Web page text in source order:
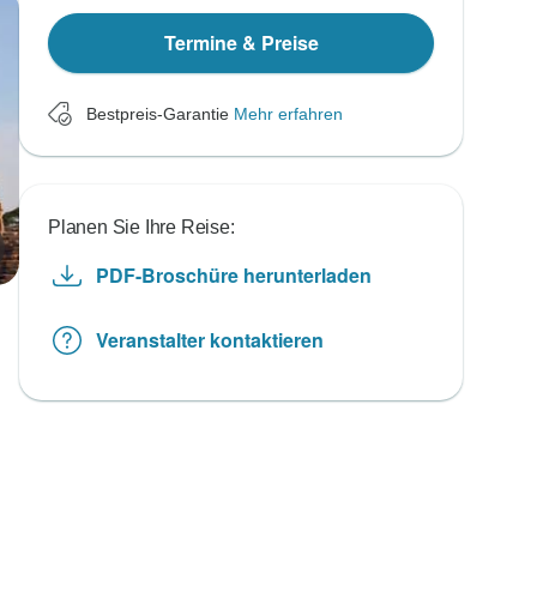
Termine & Preise
Bestpreis-Garantie Mehr erfahren
Planen Sie Ihre Reise:
PDF-Broschüre herunterladen
Veranstalter kontaktieren